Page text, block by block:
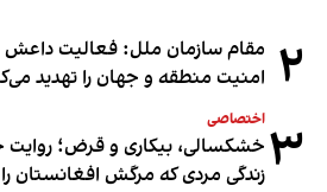
۲ مقام سازمان ملل: فعالیت داعش
امنیت منطقه و جهان را تهدید
۳ اختصاصی
خشکسالی، بیکاری و قرض؛ روایت
زندگی مردی که مرگش افغانستان را